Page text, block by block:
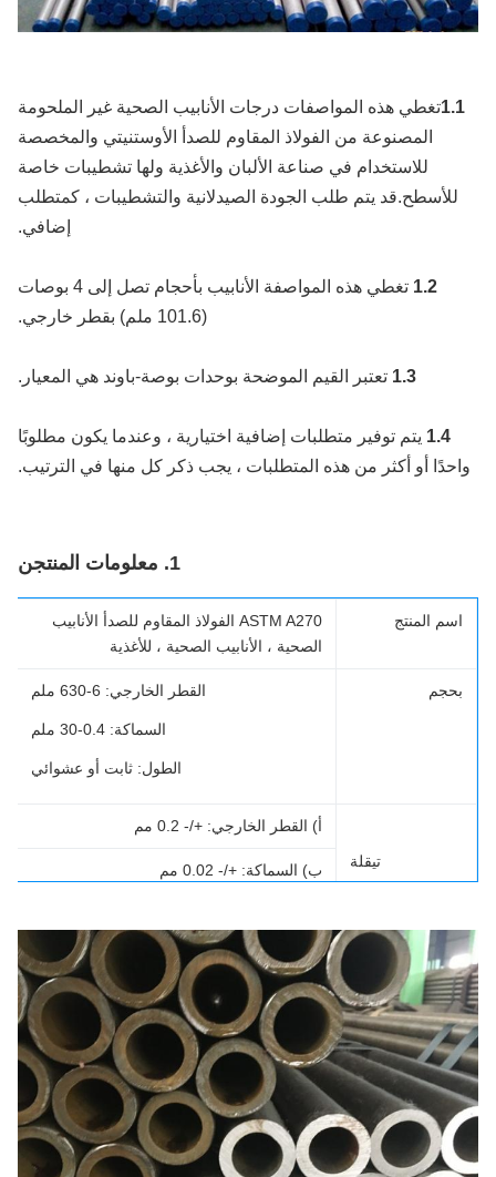
تغطي هذه المواصفات درجات الأنابيب الصحية غير الملحومة
المصنوعة من الفولاذ المقاوم للصدأ الأوستنيتي والمخصصة
للاستخدام في صناعة الألبان والأغذية ولها تشطيبات خاصة
للأسطح.قد يتم طلب الجودة الصيدلانية والتشطيبات ، كمتطلب
إضافي.
تغطي هذه المواصفة الأنابيب بأحجام تصل إلى 4 بوصات
تعتبر القيم الموضحة بوحدات بوصة-باوند هي المعيار.
يتم توفير متطلبات إضافية اختيارية ، وعندما يكون مطلوبًا
أو أكثر من هذه المتطلبات ، يجب ذكر كل منها في الترتيب.
ن
المنتج
ASTM A270 الفولاذ المقاوم للصدأ الأنابيب
الصحية ، الأنابيب الصحية ، للأغذية
القطر الخارجي: 6-630 ملم
السماكة: 0.4-30 ملم
الطول: ثابت أو عشوائي
أ) القطر الخارجي: +/- 0.2 مم
ب) السماكة: +/- 0.02 مم
نهايات PE / عادي ، BE / نهايات مشطوفة
تعادل الباردة
الصناعة الكيماوية والديكور والبناء
اختبار الاسكواش ، الاختبار الممتد ، اختبار
ضغط الماء ، اختبار تعفن الكريستال ،
المعالجة الحرارية ، NDT